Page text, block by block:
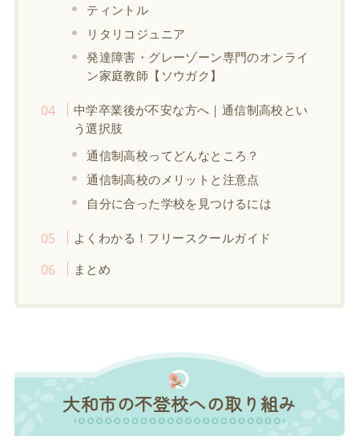
ティントル
リタリコジュニア
発達障害・グレーゾーン専門のオンライ
ン家庭教師【ソウガク】
中学卒業後が不安な方へ｜通信制高校とい
う選択肢
通信制高校ってどんなところ？
通信制高校のメリットと注意点
自分に合った学校を見つけるには
よくわかる！フリースクールガイド
まとめ
大和市の不登校への取り組み